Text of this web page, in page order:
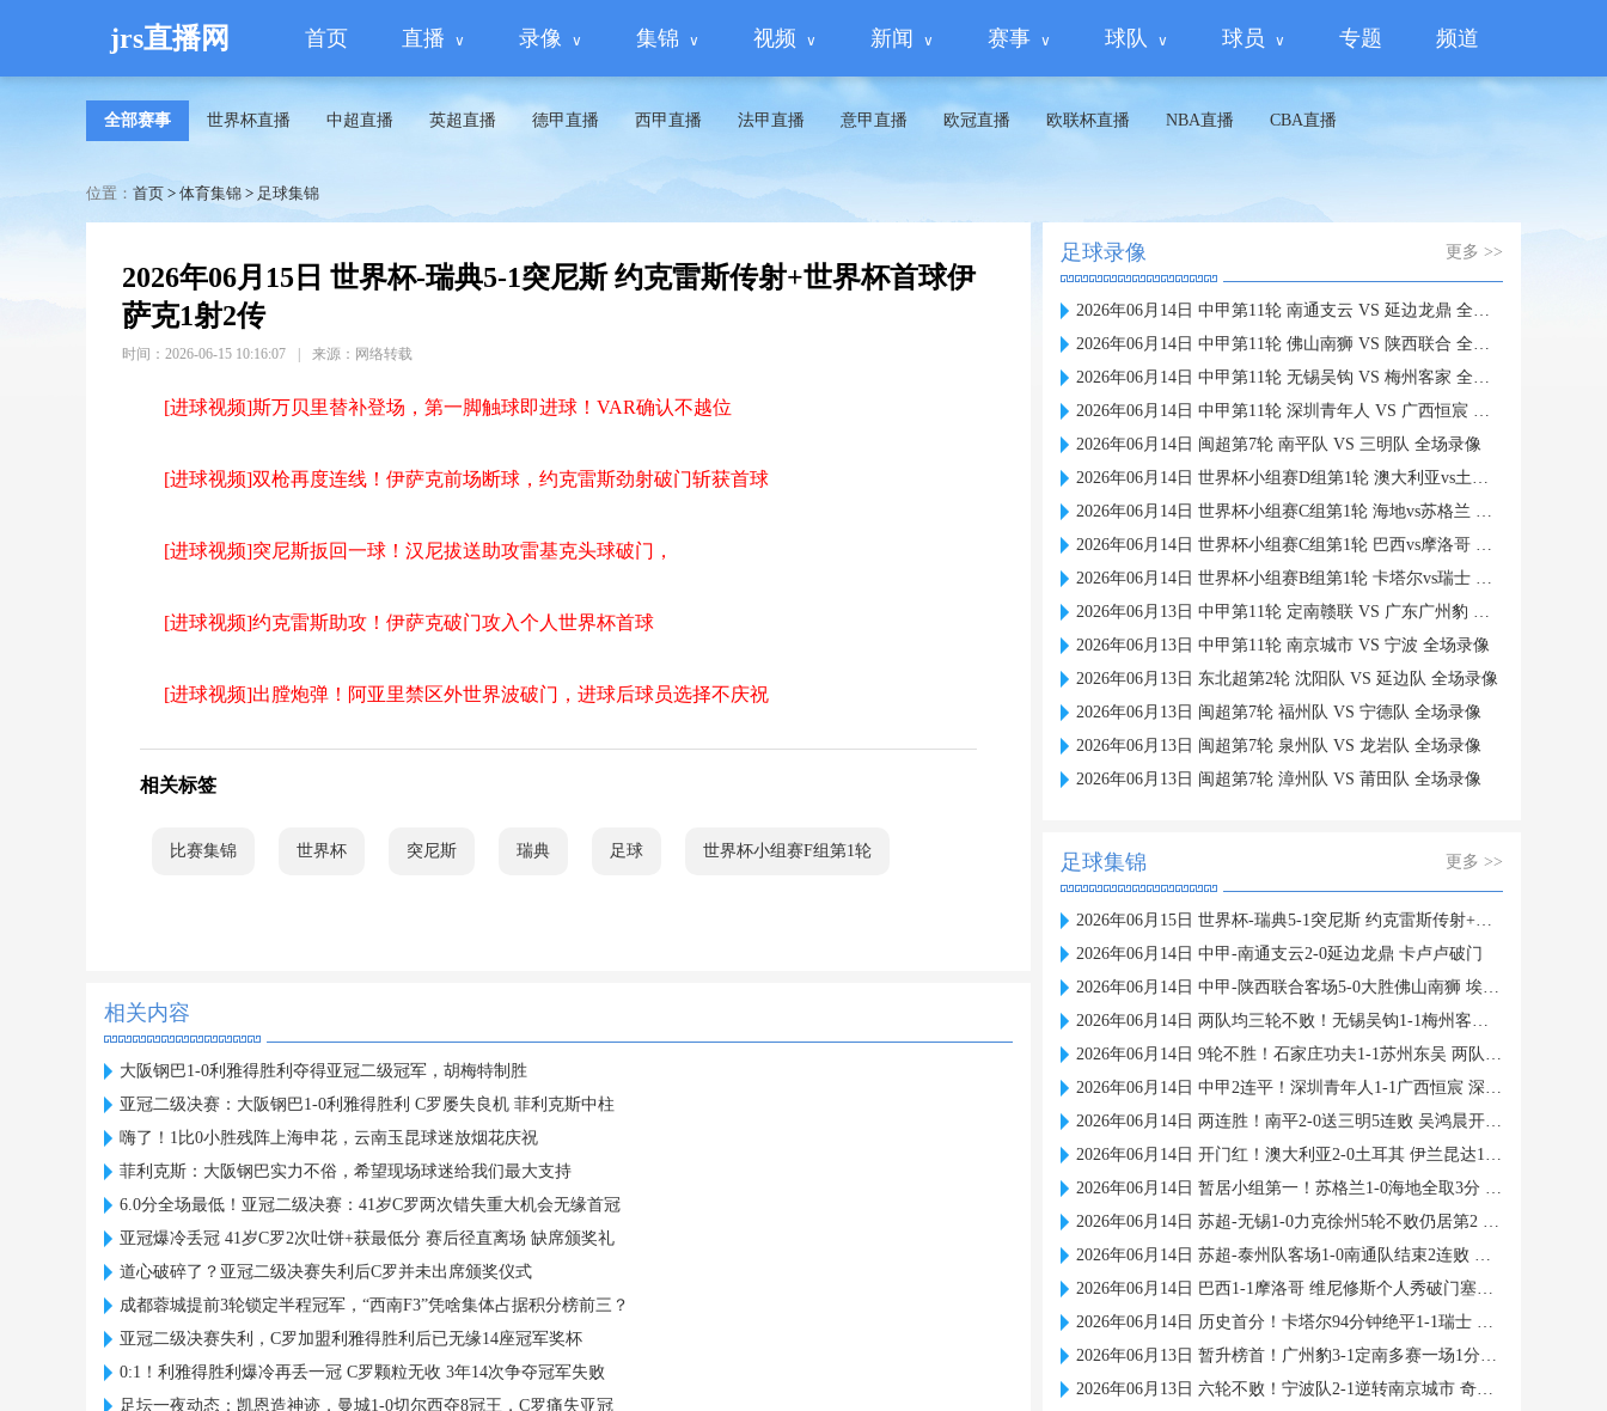
jrs直播网 首页 直播 录像 集锦 视频 新闻 赛事 球队 球员 专题 频道
全部赛事 世界杯直播 中超直播 英超直播 德甲直播 西甲直播 法甲直播 意甲直播 欧冠直播 欧联杯直播 NBA直播 CBA直播
位置： 首页 > 体育集锦 > 足球集锦
2026年06月15日 世界杯-瑞典5-1突尼斯 约克雷斯传射+世界杯首球伊
萨克1射2传
时间：2026-06-15 10:16:07 来源：网络转载
[进球视频]斯万贝里替补登场，第一脚触球即进球！VAR确认不越位
[进球视频]双枪再度连线！伊萨克前场断球，约克雷斯劲射破门斩获首球
[进球视频]突尼斯扳回一球！汉尼拔送助攻雷基克头球破门，
[进球视频]约克雷斯助攻！伊萨克破门攻入个人世界杯首球
[进球视频]出膛炮弹！阿亚里禁区外世界波破门，进球后球员选择不庆祝
相关标签
比赛集锦 世界杯 突尼斯 瑞典 足球 世界杯小组赛F组第1轮
相关内容
大阪钢巴1-0利雅得胜利夺得亚冠二级冠军，胡梅特制胜
亚冠二级决赛：大阪钢巴1-0利雅得胜利 C罗屡失良机 菲利克斯中柱
嗨了！1比0小胜残阵上海申花，云南玉昆球迷放烟花庆祝
菲利克斯：大阪钢巴实力不俗，希望现场球迷给我们最大支持
6.0分全场最低！亚冠二级决赛：41岁C罗两次错失重大机会无缘首冠
亚冠爆冷丢冠 41岁C罗2次吐饼+获最低分 赛后径直离场 缺席颁奖礼
道心破碎了？亚冠二级决赛失利后C罗并未出席颁奖仪式
成都蓉城提前3轮锁定半程冠军，“西南F3”凭啥集体占据积分榜前三？
亚冠二级决赛失利，C罗加盟利雅得胜利后已无缘14座冠军奖杯
0:1！利雅得胜利爆冷再丢一冠 C罗颗粒无收 3年14次争夺冠军失败
足坛一夜动态：凯恩造神迹，曼城1-0切尔西夺8冠王，C罗痛失亚冠
足球录像 更多 >>
2026年06月14日 中甲第11轮 南通支云 VS 延边龙鼎 全场录像
2026年06月14日 中甲第11轮 佛山南狮 VS 陕西联合 全场录像
2026年06月14日 中甲第11轮 无锡吴钩 VS 梅州客家 全场录像
2026年06月14日 中甲第11轮 深圳青年人 VS 广西恒宸 全场录像
2026年06月14日 闽超第7轮 南平队 VS 三明队 全场录像
2026年06月14日 世界杯小组赛D组第1轮 澳大利亚vs土耳其 全场录像
2026年06月14日 世界杯小组赛C组第1轮 海地vs苏格兰 全场录像
2026年06月14日 世界杯小组赛C组第1轮 巴西vs摩洛哥 全场录像
2026年06月14日 世界杯小组赛B组第1轮 卡塔尔vs瑞士 全场录像
2026年06月13日 中甲第11轮 定南赣联 VS 广东广州豹 全场录像
2026年06月13日 中甲第11轮 南京城市 VS 宁波 全场录像
2026年06月13日 东北超第2轮 沈阳队 VS 延边队 全场录像
2026年06月13日 闽超第7轮 福州队 VS 宁德队 全场录像
2026年06月13日 闽超第7轮 泉州队 VS 龙岩队 全场录像
2026年06月13日 闽超第7轮 漳州队 VS 莆田队 全场录像
足球集锦 更多 >>
2026年06月15日 世界杯-瑞典5-1突尼斯 约克雷斯传射+世界杯首球伊萨克1射2传
2026年06月14日 中甲-南通支云2-0延边龙鼎 卡卢卢破门
2026年06月14日 中甲-陕西联合客场5-0大胜佛山南狮 埃尔阿兹拉克1射2传
2026年06月14日 两队均三轮不败！无锡吴钩1-1梅州客家 周耘屹破门杨超声救主
2026年06月14日 9轮不胜！石家庄功夫1-1苏州东吴 两队分居倒数第三与倒数第二
2026年06月14日 中甲2连平！深圳青年人1-1广西恒宸 深圳让出榜首净胜球劣势暂第2
2026年06月14日 两连胜！南平2-0送三明5连败 吴鸿晨开场闪击叶兴楠破门
2026年06月14日 开门红！澳大利亚2-0土耳其 伊兰昆达1V3个人秀 土耳其狂轰30脚
2026年06月14日 暂居小组第一！苏格兰1-0海地全取3分 麦金破门麦克托米奈中柱
2026年06月14日 苏超-无锡1-0力克徐州5轮不败仍居第2 卢则灵制胜徐州近4轮仅1胜
2026年06月14日 苏超-泰州队客场1-0南通队结束2连败 刘俊伯助攻吴硕涛打进制胜球
2026年06月14日 巴西1-1摩洛哥 维尼修斯个人秀破门塞巴里建功迪亚斯手术刀助攻
2026年06月14日 历史首分！卡塔尔94分钟绝平1-1瑞士 瑞士全场屡失良机恩博洛点射
2026年06月13日 暂升榜首！广州豹3-1定南多赛一场1分领跑 图多列双响侯煜破门
2026年06月13日 六轮不败！宁波队2-1逆转南京城市 奇塔迪尼传射庞开元建功